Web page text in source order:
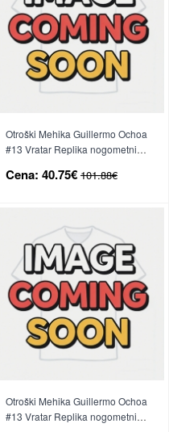
Otroški Mehika Guillermo Ochoa
#13 Vratar Replika nogometni
Kratek Rokav (+ hlače)
Cena: 40.75€ 101.88€
Otroški Mehika Guillermo Ochoa
#13 Vratar Replika nogometni